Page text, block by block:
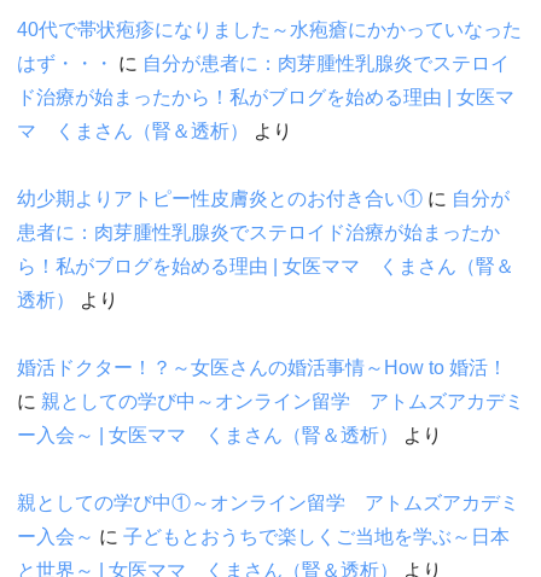
40代で帯状疱疹になりました～水疱瘡にかかっていなった
はず・・・
に 自分が患者に：肉芽腫性乳腺炎でステロイ
ド治療が始まったから！私がブログを始める理由 | 女医マ
マ くまさん（腎＆透析）
より
幼少期よりアトピー性皮膚炎とのお付き合い① に 自分が
患者に：肉芽腫性乳腺炎でステロイド治療が始まったか
ら！私がブログを始める理由 | 女医ママ くまさん（腎＆
透析）
より
婚活ドクター！？～女医さんの婚活事情～How to 婚活！
に 親としての学び中～オンライン留学 アトムズアカデミ
ー入会～ | 女医ママ くまさん（腎＆透析）
より
親としての学び中①～オンライン留学 アトムズアカデミ
ー入会～ に 子どもとおうちで楽しくご当地を学ぶ～日本
と世界～ | 女医ママ くまさん（腎＆透析）
より